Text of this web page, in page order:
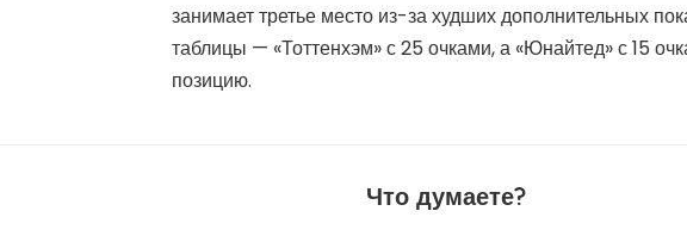
занимает третье место из-за худших дополнительных
таблицы — «Тоттенхэм» с 25 очками, а «Юнайтед» с 15
позицию.
Что думаете?